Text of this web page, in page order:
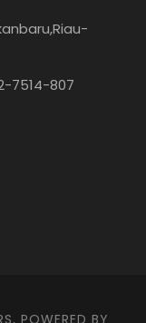
7514-807
POWERED BY